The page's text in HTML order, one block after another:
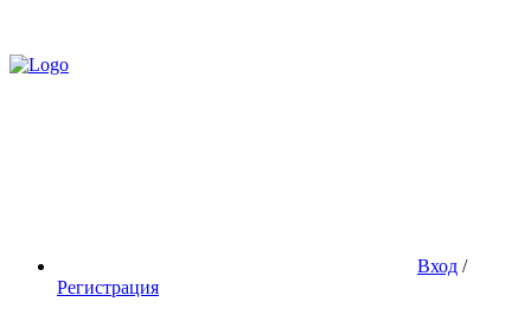
Вход /
Регистрация